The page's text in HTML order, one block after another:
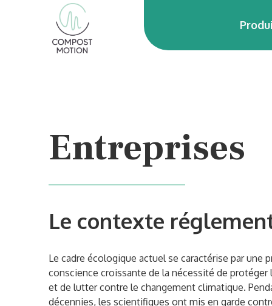
Entreprises
Le contexte
Le cadre écologique actuel se caractérise par une
conscience croissante de la nécessité de protéger
et de lutter contre le changement climatique.
décennies, les scientifiques ont mis en garde